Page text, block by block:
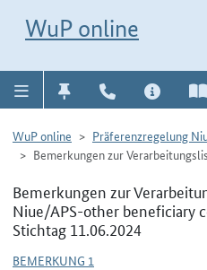
WuP online
WuP online
Präferenzregelung
Bemerkungen zur
Bemerkungen zur
Niue/APS-other beneficiary
Stichtag 11.06.2024
BEMERKUNG 1